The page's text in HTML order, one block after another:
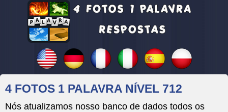
4 FOTOS 1 PALAVRA NÍVEL 712
Nós atualizamos nosso banco de dados todos os